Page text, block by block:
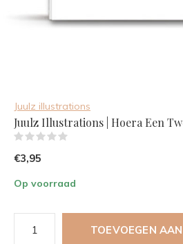
Juulz illustrations
Juulz Illustrations | Hoera Een
€3,95
Op voorraad
TOEVOEGEN